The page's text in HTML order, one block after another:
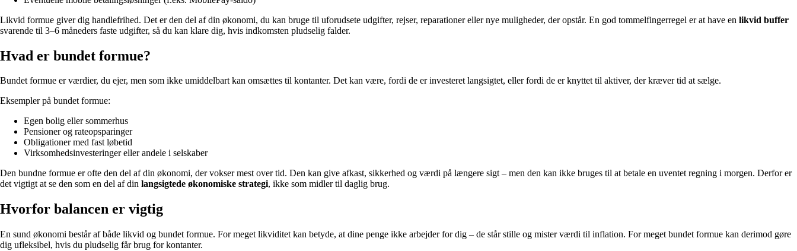
Likvid formue giver dig handlefrihed. Det er den del af din økonomi, du kan bruge til uforudsete udgifter, rejser, reparationer eller nye muligheder, der opstår. En god tommelfingerregel er at have en likvid buffer
svarende til 3–6 måneders faste udgifter, så du kan klare dig, hvis indkomsten pludselig falder.
Hvad er bundet formue?
Bundet formue er værdier, du ejer, men som ikke umiddelbart kan omsættes til kontanter. Det kan være, fordi de er investeret langsigtet, eller fordi de er knyttet til aktiver, der kræver tid at sælge.
Eksempler på bundet formue:
Egen bolig eller sommerhus
Pensioner og rateopsparinger
Obligationer med fast løbetid
Virksomhedsinvesteringer eller andele i selskaber
Den bundne formue er ofte den del af din økonomi, der vokser mest over tid. Den kan give afkast, sikkerhed og værdi på længere sigt – men den kan ikke bruges til at betale en uventet regning i morgen. Derfor er
det vigtigt at se den som en del af din langsigtede økonomiske strategi, ikke som midler til daglig brug.
Hvorfor balancen er vigtig
En sund økonomi består af både likvid og bundet formue. For meget likviditet kan betyde, at dine penge ikke arbejder for dig – de står stille og mister værdi til inflation. For meget bundet formue kan derimod gøre
dig ufleksibel, hvis du pludselig får brug for kontanter.